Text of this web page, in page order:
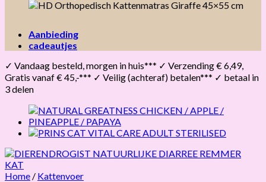
Aanbieding
cadeautjes
✓ Vandaag besteld, morgen in huis*** ✓ Verzending € 6,49,
Gratis vanaf € 45,-*** ✓ Veilig (achteraf) betalen*** ✓ betaal in
3 delen
Home / Kattenvoer